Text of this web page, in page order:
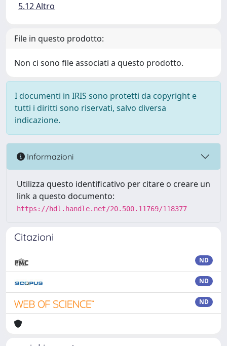
5.12 Altro
File in questo prodotto:
Non ci sono file associati a questo prodotto.
I documenti in IRIS sono protetti da copyright e
tutti i diritti sono riservati, salvo diversa
indicazione.
Informazioni
Utilizza questo identificativo per citare o creare un
link a questo documento:
https://hdl.handle.net/20.500.11769/118377
Citazioni
ND
ND
ND